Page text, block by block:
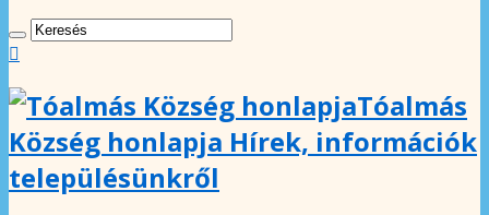
Tóalmás
Község honlapja Hírek, információk
településünkről